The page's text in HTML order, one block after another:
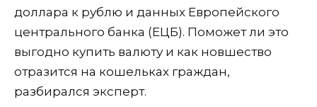
доллара к рублю и данных Европейского
центрального банка (ЕЦБ). Поможет ли это
выгодно купить валюту и как новшество
отразится на кошельках граждан,
разбирался эксперт.